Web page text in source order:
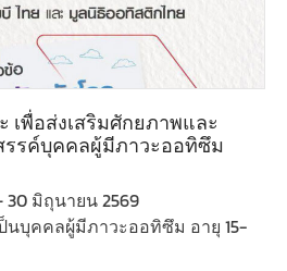
เพื่อส่งเสริมศักยภาพและ
รค์บุคคลผู้มีภาวะออทิซึม
มิถุนายน 2569
บุคคลผู้มีภาวะออทิซึม อายุ 15-